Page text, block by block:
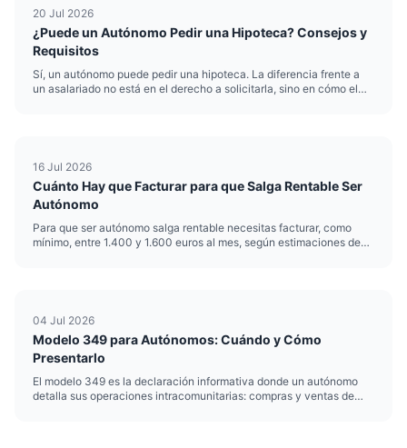
20 Jul 2026
¿Puede un Autónomo Pedir una Hipoteca? Consejos y
Requisitos
Sí, un autónomo puede pedir una hipoteca. La diferencia frente a
un asalariado no está en el derecho a solicitarla, sino en cómo el
16 Jul 2026
Cuánto Hay que Facturar para que Salga Rentable Ser
Autónomo
Para que ser autónomo salga rentable necesitas facturar, como
mínimo, entre 1.400 y 1.600 euros al mes, según estimaciones de
04 Jul 2026
Modelo 349 para Autónomos: Cuándo y Cómo
Presentarlo
El modelo 349 es la declaración informativa donde un autónomo
detalla sus operaciones intracomunitarias: compras y ventas de